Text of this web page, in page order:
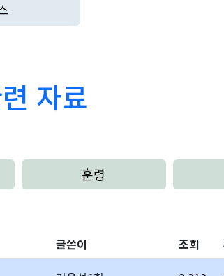
자료
훈령
글쓴이 조회